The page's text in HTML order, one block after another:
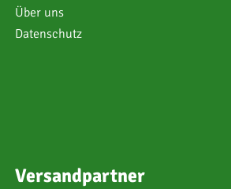
Über uns
Datenschutz
Versandpartner